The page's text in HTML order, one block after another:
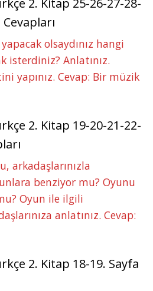
2. Kitap 25-26-27-28-
olsaydınız hangi
isterdiniz? Anlatınız.
yapınız. Cevap: Bir müzik
2. Kitap 19-20-21-22-
arkadaşlarınızla
benziyor mu? Oyunu
Oyun ile ilgili
anlatınız. Cevap:
2. Kitap 18-19. Sayfa